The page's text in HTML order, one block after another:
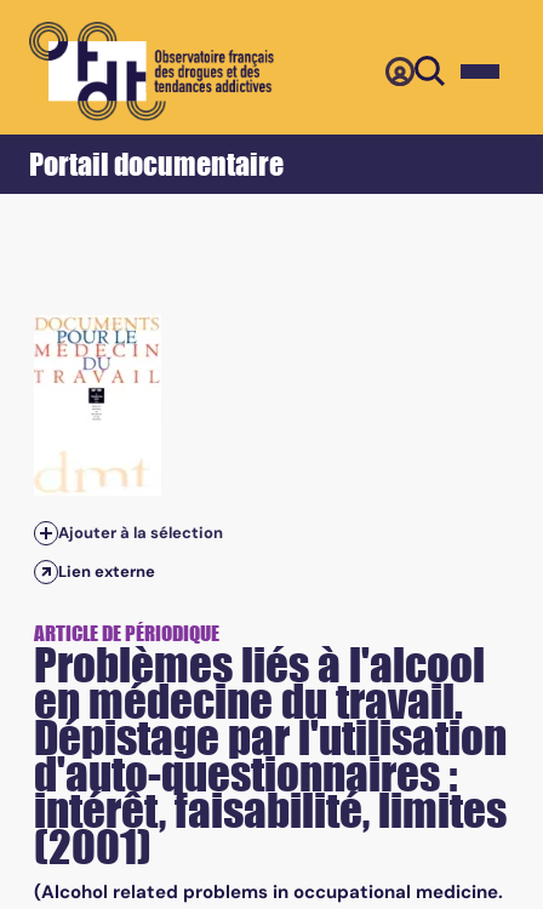
Portail documentaire
Accueil Retour
Ajouter à la sélection
Lien externe
ARTICLE DE PÉRIODIQUE
Problèmes liés à l'alcool
en médecine du travail.
Dépistage par l'utilisation
d'auto-questionnaires :
intérêt, faisabilité, limites
(2001)
(Alcohol related problems in occupational medicine.